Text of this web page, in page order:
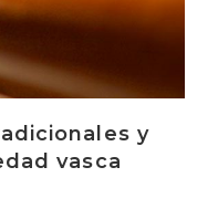
y
vasca